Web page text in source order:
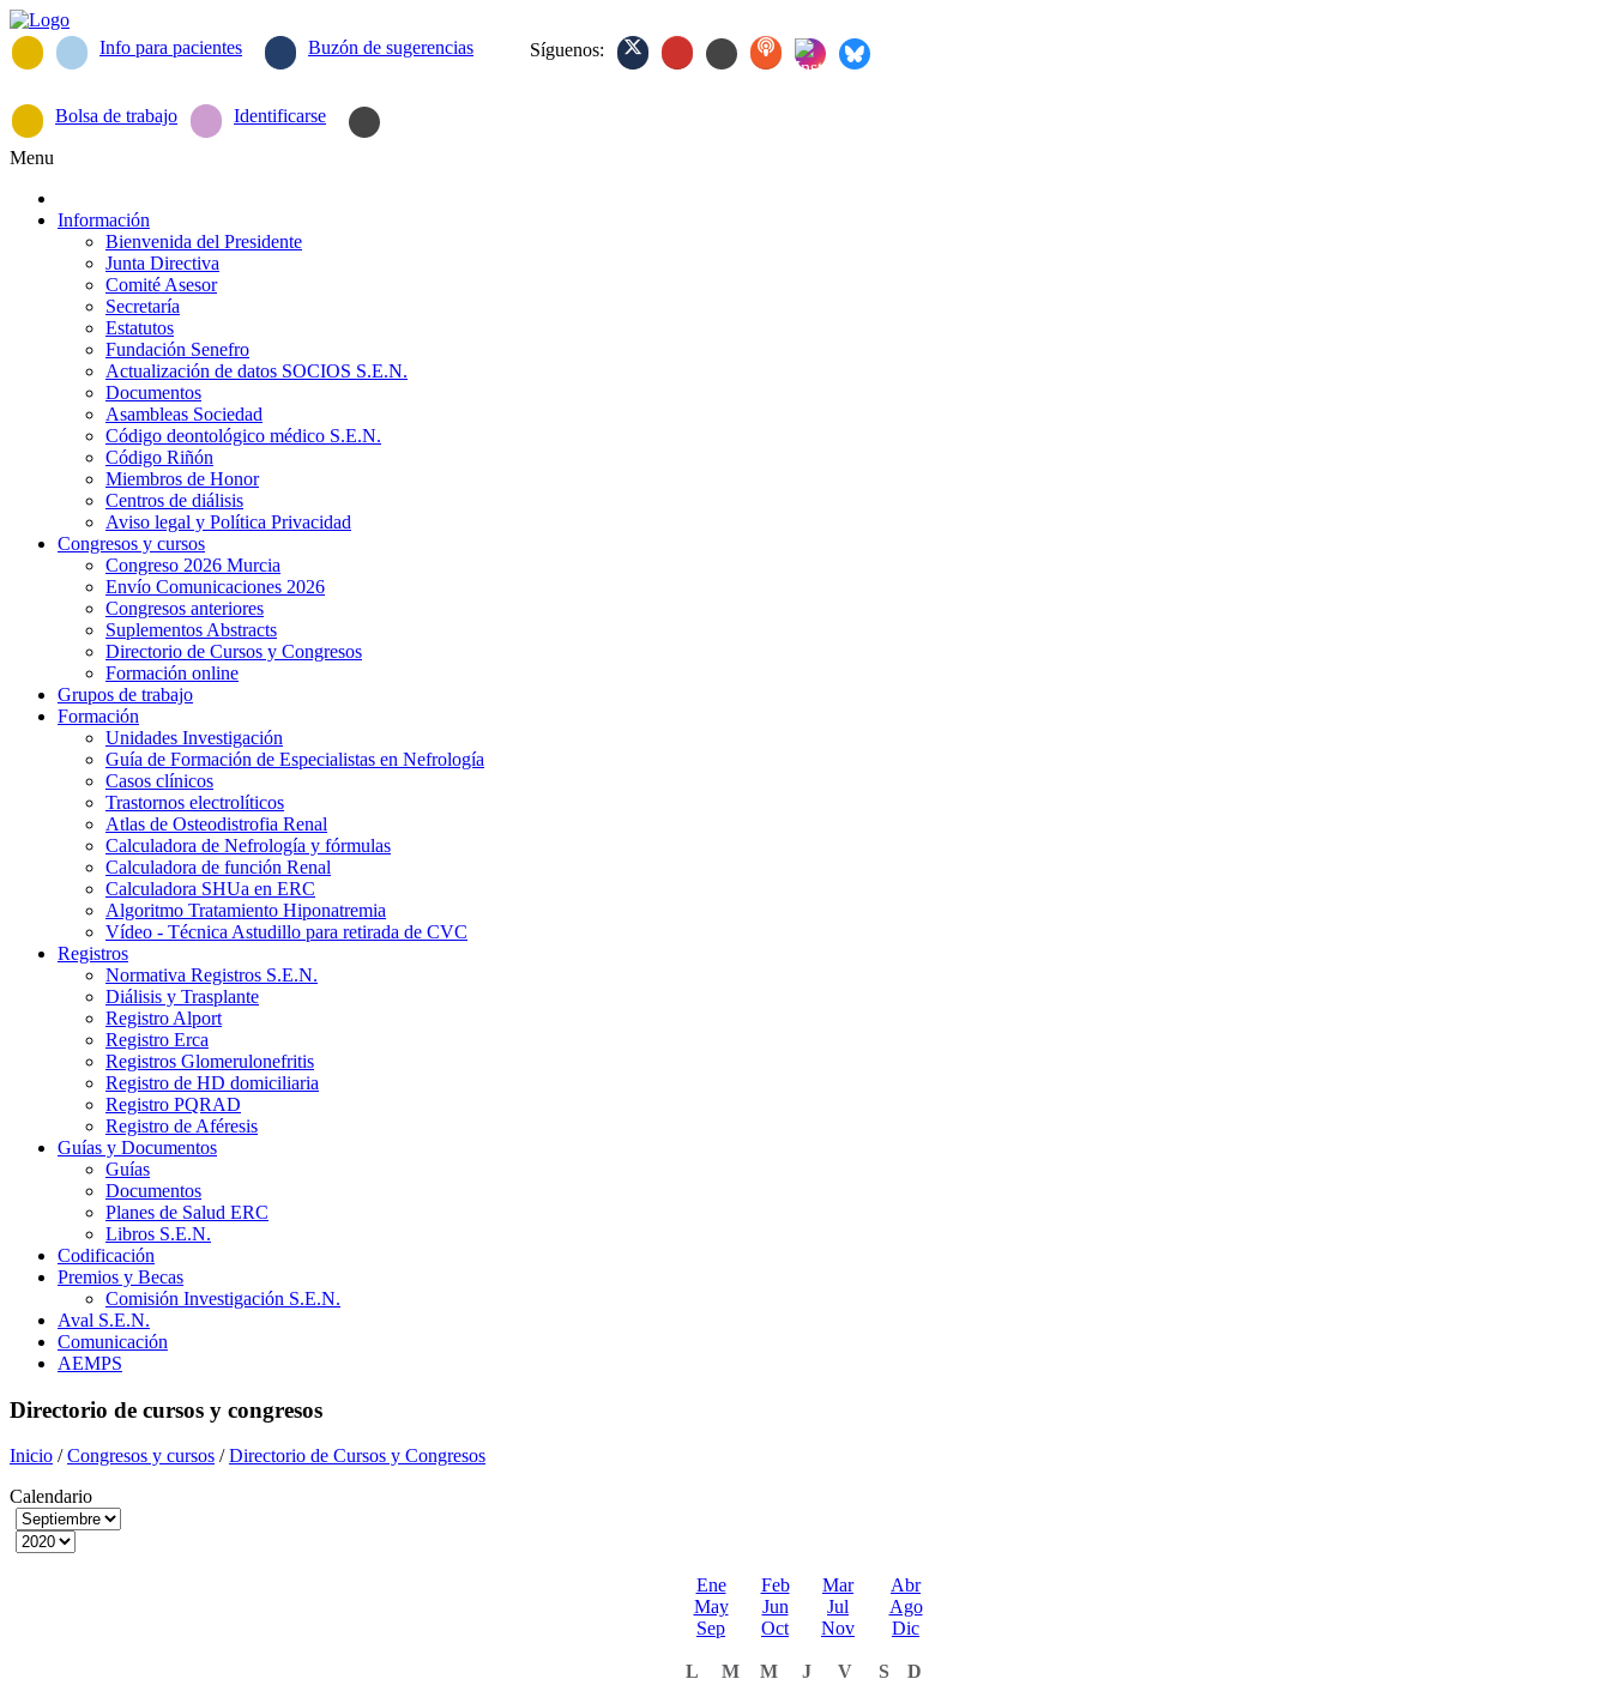
Info para pacientes Buzón de sugerencias Síguenos:
Bolsa de trabajo Identificarse
Menu
Información
Bienvenida del Presidente
Junta Directiva
Comité Asesor
Secretaría
Estatutos
Fundación Senefro
Actualización de datos SOCIOS S.E.N.
Documentos
Asambleas Sociedad
Código deontológico médico S.E.N.
Código Riñón
Miembros de Honor
Centros de diálisis
Aviso legal y Política Privacidad
Congresos y cursos
Congreso 2026 Murcia
Envío Comunicaciones 2026
Congresos anteriores
Suplementos Abstracts
Directorio de Cursos y Congresos
Formación online
Grupos de trabajo
Formación
Unidades Investigación
Guía de Formación de Especialistas en Nefrología
Casos clínicos
Trastornos electrolíticos
Atlas de Osteodistrofia Renal
Calculadora de Nefrología y fórmulas
Calculadora de función Renal
Calculadora SHUa en ERC
Algoritmo Tratamiento Hiponatremia
Vídeo - Técnica Astudillo para retirada de CVC
Registros
Normativa Registros S.E.N.
Diálisis y Trasplante
Registro Alport
Registro Erca
Registros Glomerulonefritis
Registro de HD domiciliaria
Registro PQRAD
Registro de Aféresis
Guías y Documentos
Guías
Documentos
Planes de Salud ERC
Libros S.E.N.
Codificación
Premios y Becas
Comisión Investigación S.E.N.
Aval S.E.N.
Comunicación
AEMPS
Directorio de cursos y congresos
Inicio /Congresos y cursos /Directorio de Cursos y Congresos
Calendario
Ene Feb Mar
Abr
May
Jun Jul
Ago
Sep
Oct Nov Dic
L M M J V S
D